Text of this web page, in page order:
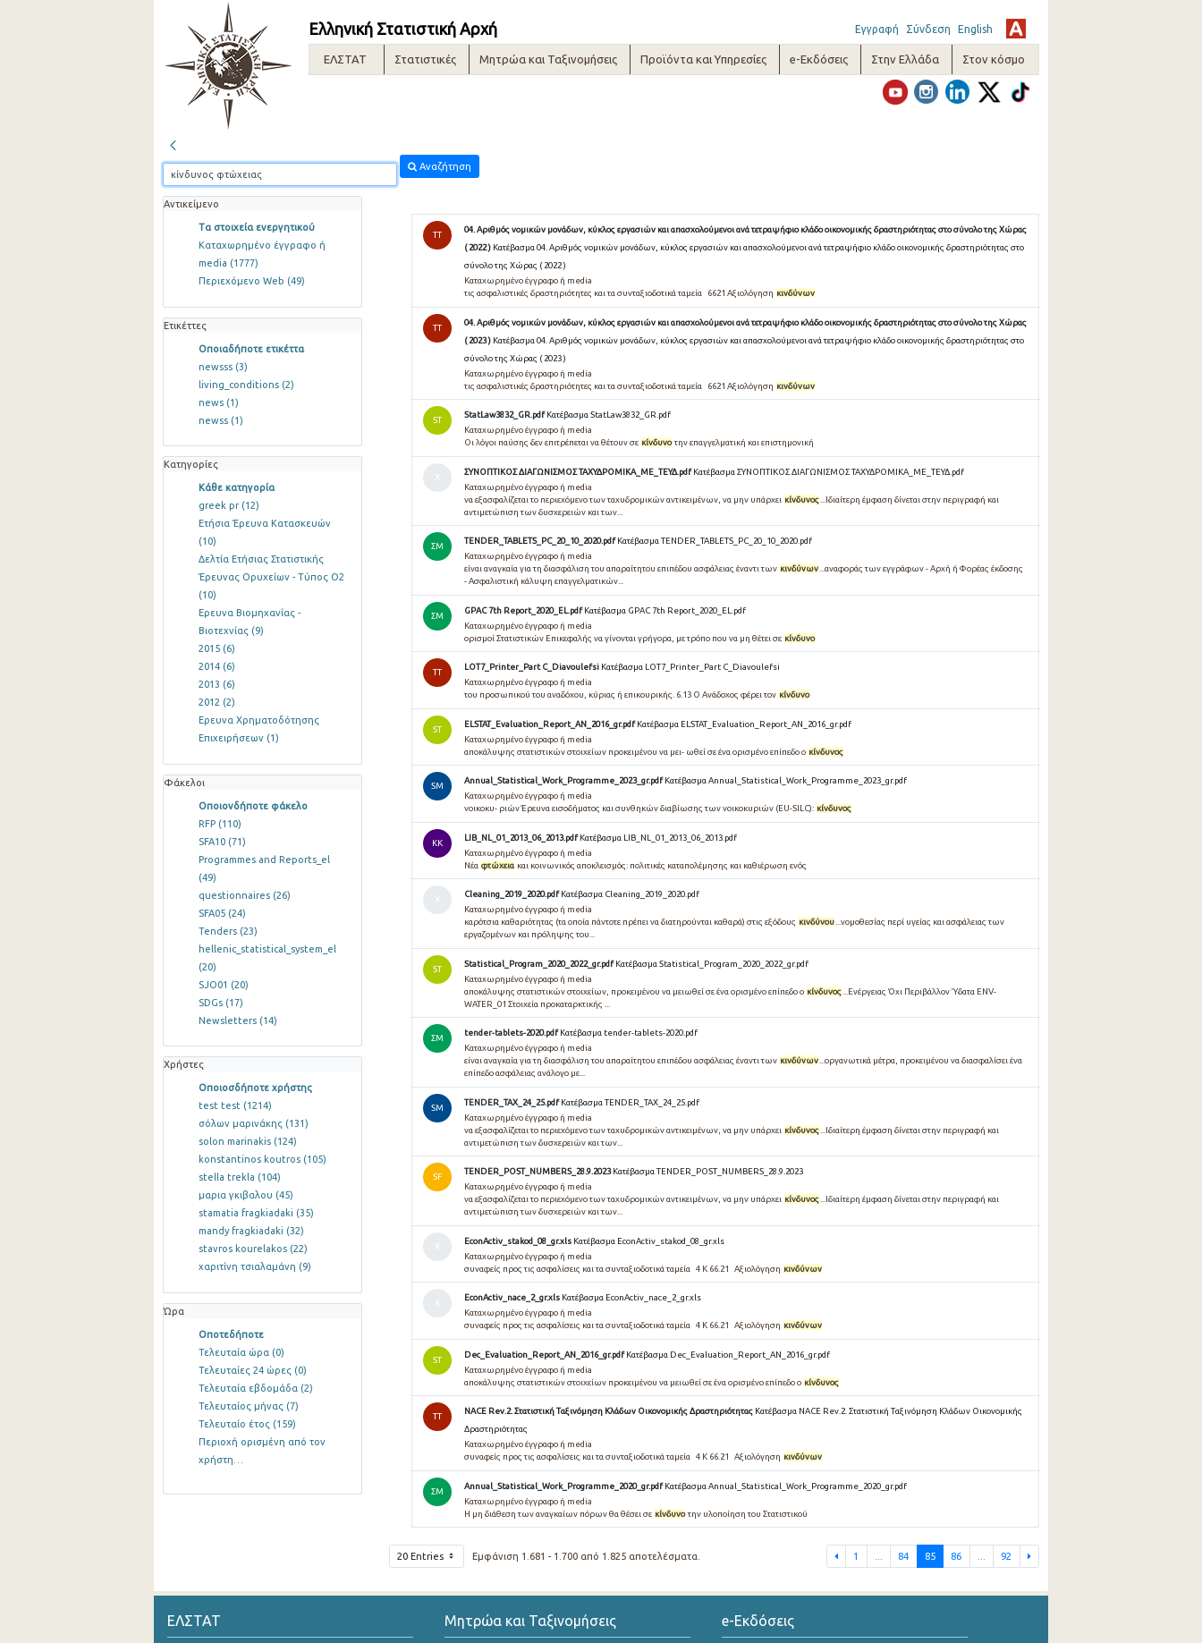
Ελληνική Στατιστική Αρχή Εγγραφή Σύνδεση English
ΕΛΣΤΑΤ Στατιστικές Μητρώα και Ταξινομήσεις Προϊόντα και Υπηρεσίες e-Εκδόσεις Στην Ελλάδα Στον κόσμο
Αναζήτηση
Αντικείμενο
Τα στοιχεία ενεργητικού
Καταχωρημένο έγγραφο ή
media (1777)
Περιεχόμενο Web (49)
Ετικέττες
Οποιαδήποτε ετικέττα
newsss (3)
living_conditions (2)
news (1)
newss (1)
Κατηγορίες
Κάθε κατηγορία
greek pr (12)
Ετήσια Έρευνα Κατασκευών
(10)
Δελτία Ετήσιας Στατιστικής
Έρευνας Ορυχείων - Τύπος Ο2
(10)
Ερευνα Βιομηχανίας -
Βιοτεχνίας (9)
2015 (6)
2014 (6)
2013 (6)
2012 (2)
Ερευνα Χρηματοδότησης
Επιχειρήσεων (1)
Φάκελοι
Οποιονδήποτε φάκελο
RFP (110)
SFA10 (71)
Programmes and Reports_el
(49)
questionnaires (26)
SFA05 (24)
Tenders (23)
hellenic_statistical_system_el
(20)
SJO01 (20)
SDGs (17)
Newsletters (14)
Χρήστες
Οποιοσδήποτε χρήστης
test test (1214)
σόλων μαρινάκης (131)
solon marinakis (124)
konstantinos koutros (105)
stella trekla (104)
μαρια γκιβαλου (45)
stamatia fragkiadaki (35)
mandy fragkiadaki (32)
stavros kourelakos (22)
χαριτίνη τσιαλαμάνη (9)
Ώρα
Οποτεδήποτε
Τελευταία ώρα (0)
Τελευταίες 24 ώρες (0)
Τελευταία εβδομάδα (2)
Τελευταίος μήνας (7)
Τελευταίο έτος (159)
Περιοχή ορισμένη από τον
χρήστη…
TT
04. Αριθμός νομικών μονάδων, κύκλος εργασιών και απασχολούμενοι ανά τετραψήφιο κλάδο οικονομικής δραστηριότητας στο σύνολο της Χώρας
( 2022 ) Κατέβασμα 04. Αριθμός νομικών μονάδων, κύκλος εργασιών και απασχολούμενοι ανά τετραψήφιο κλάδο οικονομικής δραστηριότητας στο
σύνολο της Χώρας ( 2022 )
Καταχωρημένο έγγραφο ή media
τις ασφαλιστικές δραστηριότητες και τα συνταξιοδοτικά ταμεία 6621 Αξιολόγηση κινδύνων
TT
04. Αριθμός νομικών μονάδων, κύκλος εργασιών και απασχολούμενοι ανά τετραψήφιο κλάδο οικονομικής δραστηριότητας στο σύνολο της Χώρας
( 2023 ) Κατέβασμα 04. Αριθμός νομικών μονάδων, κύκλος εργασιών και απασχολούμενοι ανά τετραψήφιο κλάδο οικονομικής δραστηριότητας στο
σύνολο της Χώρας ( 2023 )
Καταχωρημένο έγγραφο ή media
τις ασφαλιστικές δραστηριότητες και τα συνταξιοδοτικά ταμεία 6621 Αξιολόγηση κινδύνων
ST
StatLaw3832_GR.pdf Κατέβασμα StatLaw3832_GR.pdf
Καταχωρημένο έγγραφο ή media
Οι λόγοι παύσης δεν επιτρέπεται να θέτουν σε κίνδυνοτην επαγγελματική και επιστημονική
ΣΥΝΟΠΤΙΚΟΣ ΔΙΑΓΩΝΙΣΜΟΣ ΤΑΧΥΔΡΟΜΙΚΑ_ΜΕ_ΤΕΥΔ.pdf Κατέβασμα ΣΥΝΟΠΤΙΚΟΣ ΔΙΑΓΩΝΙΣΜΟΣ ΤΑΧΥΔΡΟΜΙΚΑ_ΜΕ_ΤΕΥΔ.pdf
Καταχωρημένο έγγραφο ή media
να εξασφαλίζεται το περιεχόμενο των ταχυδρομικών αντικειμένων, να μην υπάρχει κίνδυνος ...Ιδιαίτερη έμφαση δίνεται στην περιγραφή και
αντιμετώπιση των δυσχερειών και των...
ΣΜ
TENDER_TABLETS_PC_20_10_2020.pdf Κατέβασμα TENDER_TABLETS_PC_20_10_2020.pdf
Καταχωρημένο έγγραφο ή media
είναι αναγκαία για τη διασφάλιση του απαραίτητου επιπέδου ασφάλειας έναντι των κινδύνων...αναφοράς των εγγράφων - Αρχή ή Φορέας έκδοσης
- Ασφαλιστική κάλυψη επαγγελματικών...
ΣΜ
GPAC 7th Report_2020_EL.pdf Κατέβασμα GPAC 7th Report_2020_EL.pdf
Καταχωρημένο έγγραφο ή media
ορισμοί Στατιστικών Επικεφαλής να γίνονται γρήγορα, με τρόπο που να μη θέτει σε κίνδυνο
TT
LOT7_Printer_Part C_Diavoulefsi Κατέβασμα LOT7_Printer_Part C_Diavoulefsi
Καταχωρημένο έγγραφο ή media
του προσωπικού του αναδόχου, κύριας ή επικουρικής. 6.13 Ο Ανάδοχος φέρει τον κίνδυνο
ST
ELSTAT_Evaluation_Report_AN_2016_gr.pdf Κατέβασμα ELSTAT_Evaluation_Report_AN_2016_gr.pdf
Καταχωρημένο έγγραφο ή media
αποκάλυψης στατιστικών στοιχείων προκειμένου να μει- ωθεί σε ένα ορισμένο επίπεδο ο κίνδυνος
SM
Annual_Statistical_Work_Programme_2023_gr.pdf Κατέβασμα Annual_Statistical_Work_Programme_2023_gr.pdf
Καταχωρημένο έγγραφο ή media
νοικοκυ- ριών Έρευνα εισοδήματος και συνθηκών διαβίωσης των νοικοκυριών (EU-SILC): κίνδυνος
KK
LIB_NL_01_2013_06_2013.pdf Κατέβασμα LIB_NL_01_2013_06_2013.pdf
Καταχωρημένο έγγραφο ή media
Νέα φτώχεια και κοινωνικός αποκλεισμός: πολιτικές καταπολέμησης και καθιέρωση ενός
Cleaning_2019_2020.pdf Κατέβασμα Cleaning_2019_2020.pdf
Καταχωρημένο έγγραφο ή media
καρότσια καθαριότητας (τα οποία πάντοτε πρέπει να διατηρούνται καθαρά) στις εξόδους κινδύνου...νομοθεσίας περί υγείας και ασφάλειας των
εργαζομένων και πρόληψης του...
ST
Statistical_Program_2020_2022_gr.pdf Κατέβασμα Statistical_Program_2020_2022_gr.pdf
Καταχωρημένο έγγραφο ή media
αποκάλυψης στατιστικών στοιχείων, προκειμένου να μειωθεί σε ένα ορισμένο επίπεδο ο κίνδυνος ...Ενέργειας Όχι Περιβάλλον Ύδατα ENV-
WATER_01 Στοιχεία προκαταρκτικής ...
ΣΜ
tender-tablets-2020.pdf Κατέβασμα tender-tablets-2020.pdf
Καταχωρημένο έγγραφο ή media
είναι αναγκαία για τη διασφάλιση του απαραίτητου επιπέδου ασφάλειας έναντι των κινδύνων...οργανωτικά μέτρα, προκειμένου να διασφαλίσει ένα
επίπεδο ασφάλειας ανάλογο με...
SM
TENDER_TAX_24_25.pdf Κατέβασμα TENDER_TAX_24_25.pdf
Καταχωρημένο έγγραφο ή media
να εξασφαλίζεται το περιεχόμενο των ταχυδρομικών αντικειμένων, να μην υπάρχει κίνδυνος ...Ιδιαίτερη έμφαση δίνεται στην περιγραφή και
αντιμετώπιση των δυσχερειών και των...
SF
TENDER_POST_NUMBERS_28.9.2023 Κατέβασμα TENDER_POST_NUMBERS_28.9.2023
Καταχωρημένο έγγραφο ή media
να εξασφαλίζεται το περιεχόμενο των ταχυδρομικών αντικειμένων, να μην υπάρχει κίνδυνος...Ιδιαίτερη έμφαση δίνεται στην περιγραφή και
αντιμετώπιση των δυσχερειών και των...
EconActiv_stakod_08_gr.xls Κατέβασμα EconActiv_stakod_08_gr.xls
Καταχωρημένο έγγραφο ή media
συναφείς προς τις ασφαλίσεις και τα συνταξιοδοτικά ταμεία 4 Κ 66.21 Αξιολόγηση κινδύνων
EconActiv_nace_2_gr.xls Κατέβασμα EconActiv_nace_2_gr.xls
Καταχωρημένο έγγραφο ή media
συναφείς προς τις ασφαλίσεις και τα συνταξιοδοτικά ταμεία 4 Κ 66.21 Αξιολόγηση κινδύνων
ST
Dec_Evaluation_Report_AN_2016_gr.pdf Κατέβασμα Dec_Evaluation_Report_AN_2016_gr.pdf
Καταχωρημένο έγγραφο ή media
αποκάλυψης στατιστικών στοιχείων προκειμένου να μειωθεί σε ένα ορισμένο επίπεδο ο κίνδυνος
TT
NACE Rev.2. Στατιστική Ταξινόμηση Κλάδων Οικονομικής Δραστηριότητας Κατέβασμα NACE Rev.2. Στατιστική Ταξινόμηση Κλάδων Οικονομικής
Δραστηριότητας
Καταχωρημένο έγγραφο ή media
συναφείς προς τις ασφαλίσεις και τα συνταξιοδοτικά ταμεία 4 Κ 66.21 Αξιολόγηση κινδύνων
ΣΜ
Annual_Statistical_Work_Programme_2020_gr.pdf Κατέβασμα Annual_Statistical_Work_Programme_2020_gr.pdf
Καταχωρημένο έγγραφο ή media
Η μη διάθεση των αναγκαίων πόρων θα θέσει σε κίνδυνοτην υλοποίηση του Στατιστικού
20 Entries Εμφάνιση 1.681 - 1.700 από 1.825 αποτελέσματα. 1 84 85 86 92
ΕΛΣΤΑΤ Μητρώα και Ταξινομήσεις e-Εκδόσεις